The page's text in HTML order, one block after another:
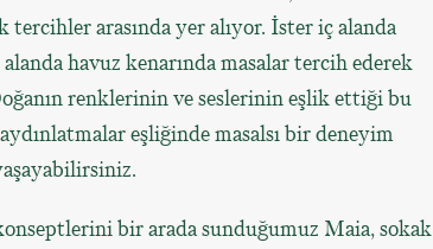
arasında yer alıyor. İster iç alanda
alanda havuz kenarında masalar tercih ederek
renklerinin ve seslerinin eşlik ettiği bu
eşliğinde masalsı bir deneyim
bir arada sunduğumuz Maia, sokak